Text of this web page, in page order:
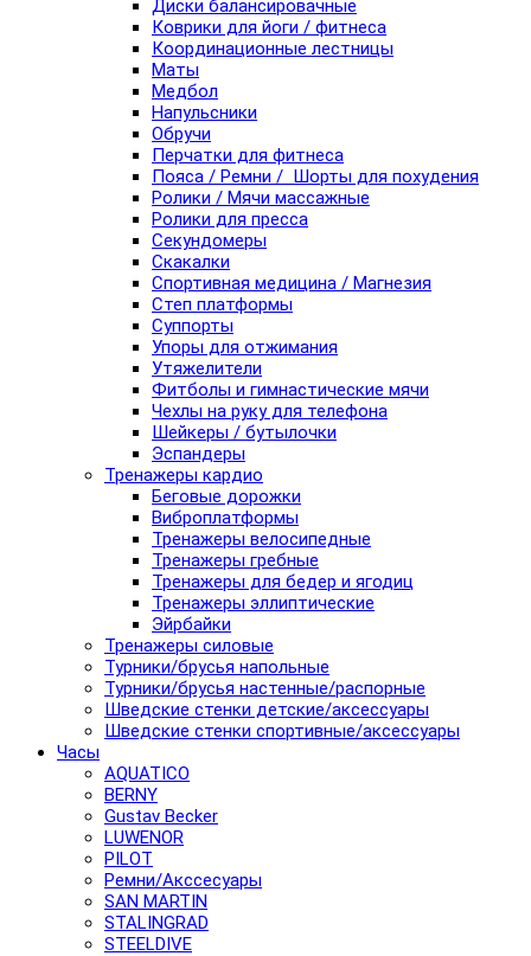
Диски балансировачные
Коврики для йоги / фитнеса
Координационные лестницы
Маты
Медбол
Напульсники
Обручи
Перчатки для фитнеса
Пояса / Ремни / Шорты для похудения
Ролики / Мячи массажные
Ролики для пресса
Секундомеры
Скакалки
Спортивная медицина / Магнезия
Степ платформы
Суппорты
Упоры для отжимания
Утяжелители
Фитболы и гимнастические мячи
Чехлы на руку для телефона
Шейкеры / бутылочки
Эспандеры
Тренажеры кардио
Беговые дорожки
Виброплатформы
Тренажеры велосипедные
Тренажеры гребные
Тренажеры для бедер и ягодиц
Тренажеры эллиптические
Эйрбайки
Тренажеры силовые
Турники/брусья напольные
Турники/брусья настенные/распорные
Шведские стенки детские/аксессуары
Шведские стенки спортивные/аксессуары
Часы
AQUATICO
BERNY
Gustav Becker
LUWENOR
PILOT
Pемни/Акссесуары
SAN MARTIN
STALINGRAD
STEELDIVE